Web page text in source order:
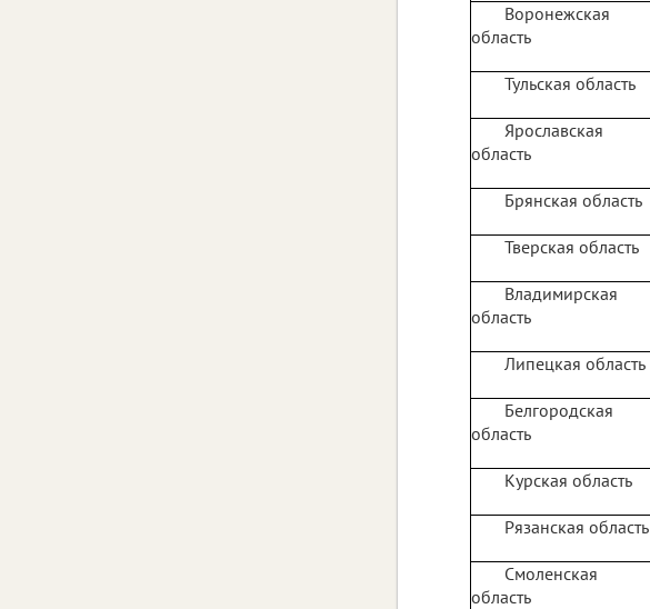
Воронежская
область
Тульская область
Ярославская
область
Брянская область
Тверская область
Владимирская
область
Липецкая область
Белгородская
область
Курская область
Рязанская область
Смоленская
область